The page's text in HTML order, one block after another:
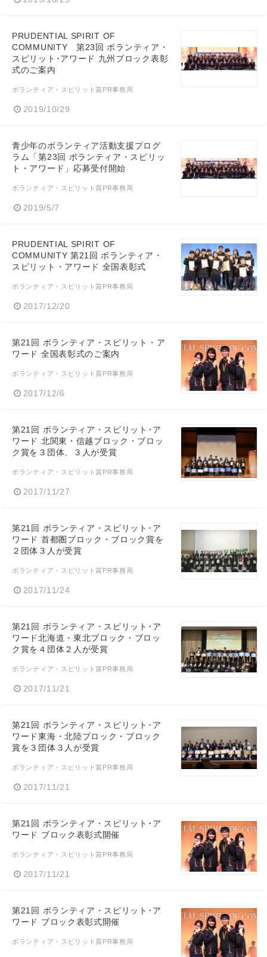
PRUDENTIAL SPIRIT OF
COMMUNITY 第23回 ボランティア・
スピリット･アワード 九州ブロック表彰
式のご案内
ボランティア・スピリット賞PR事務局
2019/10/29
青少年のボランティア活動支援プログ
ラム「第23回 ボランティア・スピリッ
ト・アワード」応募受付開始
ボランティア・スピリット賞PR事務局
2019/5/7
PRUDENTIAL SPIRIT OF
COMMUNITY 第21回 ボランティア・
スピリット・アワード 全国表彰式
ボランティア・スピリット賞PR事務局
2017/12/20
第21回 ボランティア・スピリット・ア
ワード 全国表彰式のご案内
ボランティア・スピリット賞PR事務局
2017/12/6
第21回 ボランティア・スピリット･ア
ワード 北関東・信越ブロック・ブロッ
ク賞を３団体、３人が受賞
ボランティア・スピリット賞PR事務局
2017/11/27
第21回 ボランティア・スピリット･ア
ワード 首都圏ブロック・ブロック賞を
２団体３人が受賞
ボランティア・スピリット賞PR事務局
2017/11/24
第21回 ボランティア・スピリット･ア
ワード北海道・東北ブロック・ブロッ
ク賞を４団体２人が受賞
ボランティア・スピリット賞PR事務局
2017/11/21
第21回 ボランティア・スピリット･ア
ワード東海・北陸ブロック・ブロック
賞を３団体３人が受賞
ボランティア・スピリット賞PR事務局
2017/11/21
第21回 ボランティア・スピリット･ア
ワード ブロック表彰式開催
ボランティア・スピリット賞PR事務局
2017/11/21
第21回 ボランティア・スピリット･ア
ワード ブロック表彰式開催
ボランティア・スピリット賞PR事務局